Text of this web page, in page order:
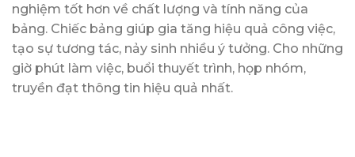
nghiệm tốt hơn về chất lượng và tính năng của
bảng. Chiếc bảng giúp gia tăng hiệu quả công việc,
tạo sự tương tác, nảy sinh nhiều ý tưởng. Cho những
giờ phút làm việc, buổi thuyết trình, họp nhóm,
truyền đạt thông tin hiệu quả nhất.